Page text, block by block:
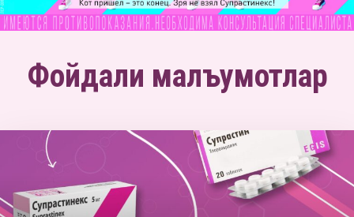
Фойдали малъумотлар